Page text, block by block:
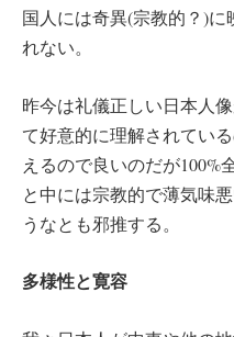
国人には奇異(宗教的？)
れない。
昨今は礼儀正しい日本人
て好意的に理解されてい
えるので良いのだが100%
と中には宗教的で薄気味
うなとも邪推する。
多様性と寛容